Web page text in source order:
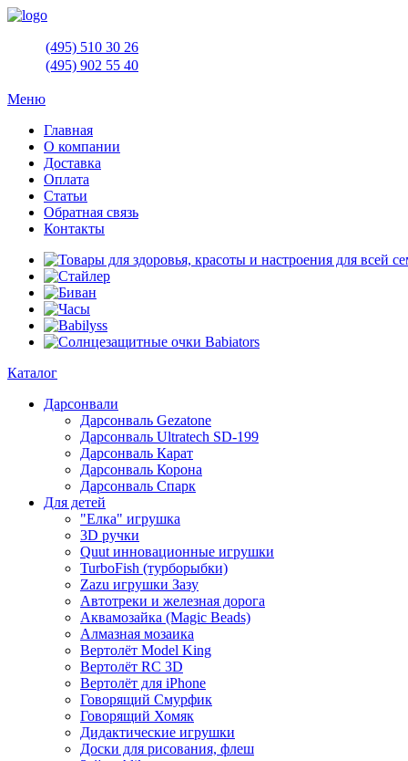
(495) 510 30 26
(495) 902 55 40
Меню
Главная
О компании
Доставка
Оплата
Статьи
Обратная связь
Контакты
Каталог
Дарсонвали
Дарсонваль Gezatone
Дарсонваль Ultratech SD-199
Дарсонваль Карат
Дарсонваль Корона
Дарсонваль Спарк
Для детей
"Елка" игрушка
3D ручки
Quut инновационные игрушки
TurboFish (турборыбки)
Zazu игрушки Зазу
Автотреки и железная дорога
Аквамозайка (Magic Beads)
Алмазная мозаика
Вертолёт Model King
Вертолёт RC 3D
Вертолёт для iPhone
Говорящий Смурфик
Говорящий Хомяк
Дидактические игрушки
Доски для рисования, флеш